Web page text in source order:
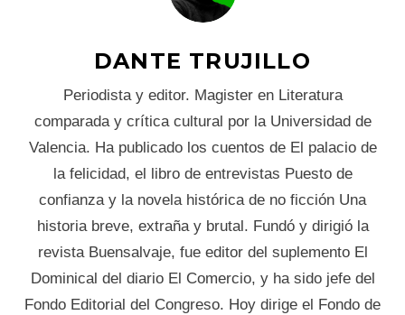
DANTE TRUJILLO
Periodista y editor. Magister en Literatura
comparada y crítica cultural por la Universidad de
Valencia. Ha publicado los cuentos de El palacio de
la felicidad, el libro de entrevistas Puesto de
confianza y la novela histórica de no ficción Una
historia breve, extraña y brutal. Fundó y dirigió la
revista Buensalvaje, fue editor del suplemento El
Dominical del diario El Comercio, y ha sido jefe del
Fondo Editorial del Congreso. Hoy dirige el Fondo de